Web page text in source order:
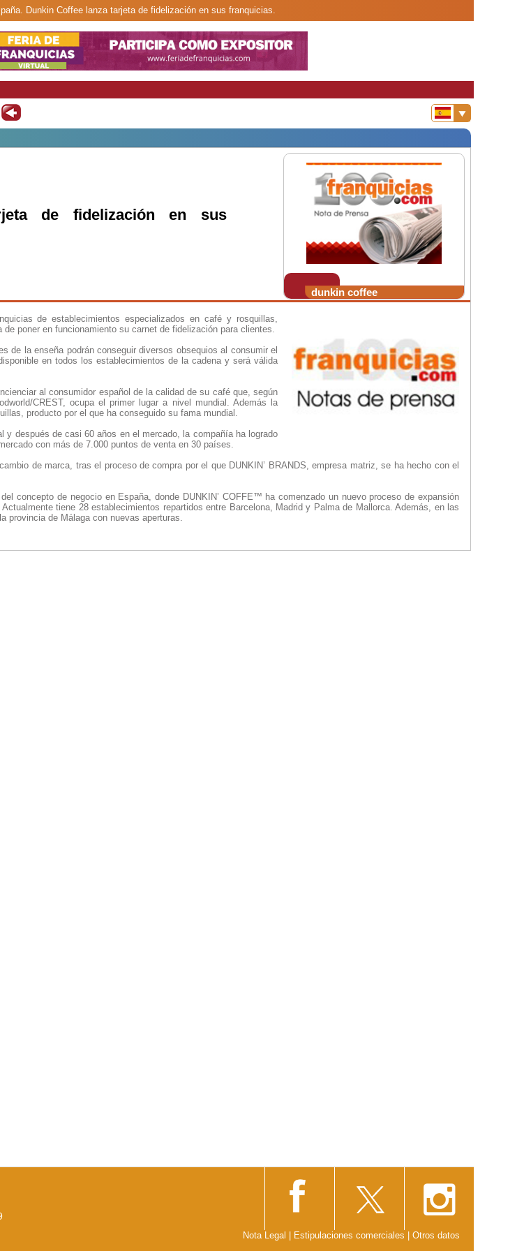
Dunkin Coffee lanza tarjeta de fidelización en sus franquicias.
dunkin coffee
de fidelización en sus
de establecimientos especializados en café y rosquillas,
de poner en funcionamiento su carnet de fidelización para clientes.
de la enseña podrán conseguir diversos obsequios al consumir el
en todos los establecimientos de la cadena y será válida
al consumidor español de la calidad de su café que, según
CREST, ocupa el primer lugar a nivel mundial. Además la
producto por el que ha conseguido su fama mundial.
y después de casi 60 años en el mercado, la compañía ha logrado
con más de 7.000 puntos de venta en 30 países.
de marca, tras el proceso de compra por el que DUNKIN’ BRANDS, empresa matriz, se ha hecho con el
concepto de negocio en España, donde DUNKIN’ COFFE™ ha comenzado un nuevo proceso de expansión
tiene 28 establecimientos repartidos entre Barcelona, Madrid y Palma de Mallorca. Además, en las
provincia de Málaga con nuevas aperturas.
Nota Legal Estipulaciones comerciales Otros datos